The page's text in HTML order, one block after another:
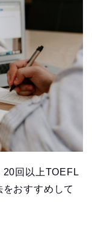
20回以上TOEFL
おすすめして